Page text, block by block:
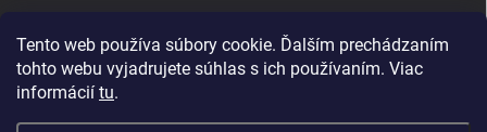
Tento web používa súbory cookie. Ďalším prechádzaním
tohto webu vyjadrujete súhlas s ich používaním. Viac
informácií tu.
Good E-shops have logic. SALELOGICS